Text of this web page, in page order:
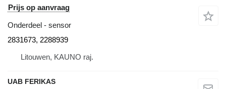
Prijs op aanvraag
Onderdeel - sensor
2831673, 2288939
Litouwen, KAUNO raj.
UAB FERIKAS